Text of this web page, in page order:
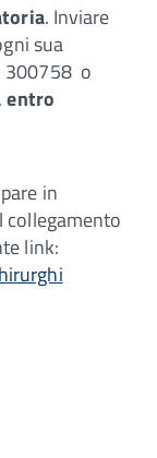
. Inviare
sua
300758 o
,entro
in
collegamento
link: